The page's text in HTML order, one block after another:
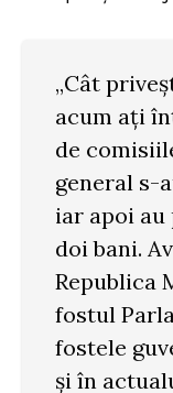
„Cât
acum ați
de
general s-
iar apoi
doi bani.
Republica
fostul
fostele
și în